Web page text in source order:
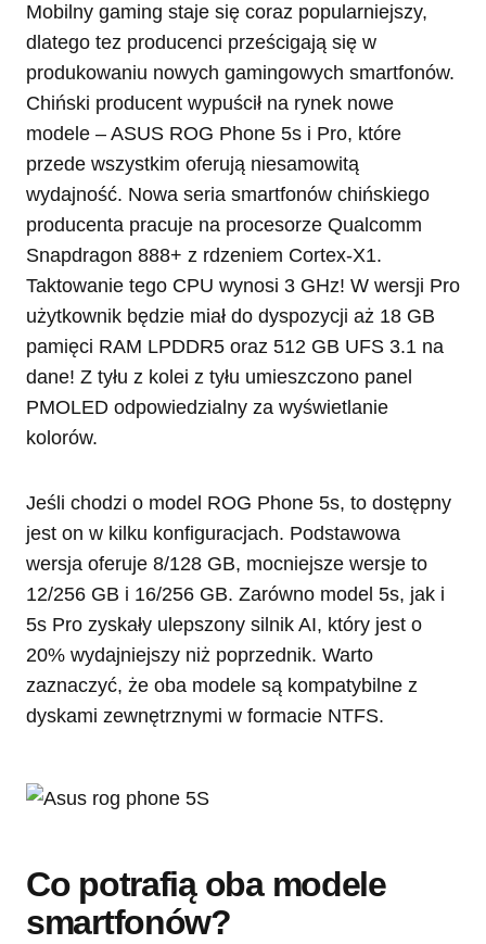
Mobilny gaming staje się coraz popularniejszy,
dlatego tez producenci prześcigają się w
produkowaniu nowych gamingowych smartfonów.
Chiński producent wypuścił na rynek nowe
modele – ASUS ROG Phone 5s i Pro, które
przede wszystkim oferują niesamowitą
wydajność. Nowa seria smartfonów chińskiego
producenta pracuje na procesorze Qualcomm
Snapdragon 888+ z rdzeniem Cortex-X1.
Taktowanie tego CPU wynosi 3 GHz! W wersji Pro
użytkownik będzie miał do dyspozycji aż 18 GB
pamięci RAM LPDDR5 oraz 512 GB UFS 3.1 na
dane! Z tyłu z kolei z tyłu umieszczono panel
PMOLED odpowiedzialny za wyświetlanie
kolorów.
Jeśli chodzi o model ROG Phone 5s, to dostępny
jest on w kilku konfiguracjach. Podstawowa
wersja oferuje 8/128 GB, mocniejsze wersje to
12/256 GB i 16/256 GB. Zarówno model 5s, jak i
5s Pro zyskały ulepszony silnik AI, który jest o
20% wydajniejszy niż poprzednik. Warto
zaznaczyć, że oba modele są kompatybilne z
dyskami zewnętrznymi w formacie NTFS.
Co potrafią oba modele
smartfonów?